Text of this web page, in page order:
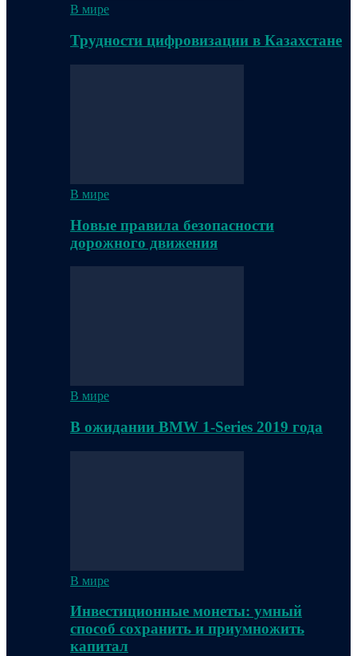
В мире
Трудности цифровизации в Казахстане
В мире
Новые правила безопасности
дорожного движения
В мире
В ожидании BMW 1-Series 2019 года
В мире
Инвестиционные монеты: умный
способ сохранить и приумножить
капитал